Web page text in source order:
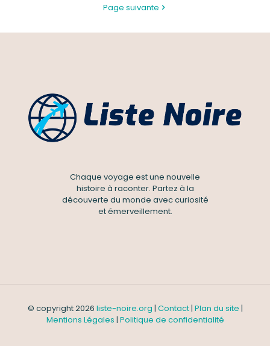
Page suivante
Chaque voyage est une nouvelle
histoire à raconter. Partez à la
découverte du monde avec curiosité
et émerveillement.
© copyright 2026 liste-noire.org | Contact| Plan du site |
Mentions Légales | Politique de confidentialité